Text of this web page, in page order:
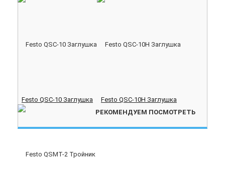
Festo QSC-10 Заглушка Festo QSC-10H Заглушка
РЕКОМЕНДУЕМ ПОСМОТРЕТЬ